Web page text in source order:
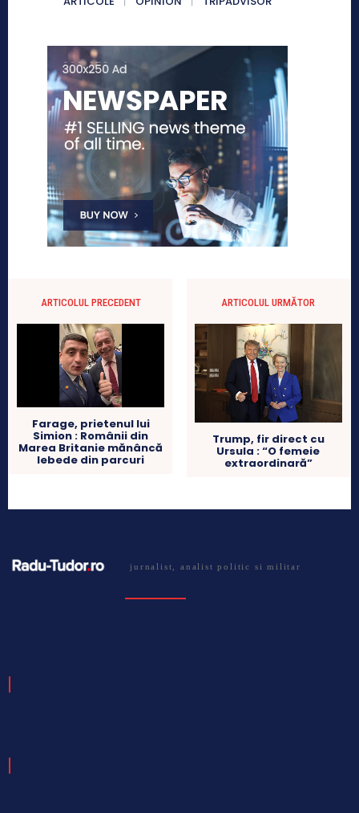
ARTICOLUL PRECEDENT
Farage, prietenul lui
Simion : Românii din
Marea Britanie mănâncă
lebede din parcuri
ARTICOLUL URMĂTOR
Trump, fir direct cu
Ursula : “O femeie
extraordinară”
jurnalist, analist politic si militar